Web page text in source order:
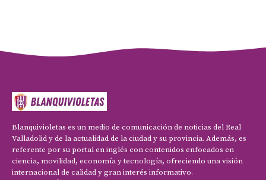
Blanquivioletas es un medio de comunicación de noticias del Real
Valladolid y de la actualidad de la ciudad y su provincia. Además, es
referente por su portal en inglés con contenidos enfocados en
ciencia, movilidad, economía y tecnología, ofreciendo una visión
internacional de calidad y gran interés informativo.